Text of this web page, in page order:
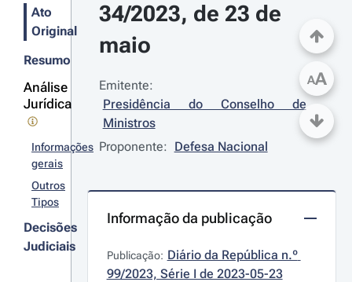
Ato
Original
Resumo
Análise
Jurídica
Informações
gerais
Outros
Tipos
Decisões
Judiciais
34/2023, de 23 de
maio
Emitente:
Presidência do Conselho de
Ministros
Proponente: Defesa Nacional
Informação da publicação
Publicação: Diário da República n.º
99/2023, Série I de 2023-05-23
AA